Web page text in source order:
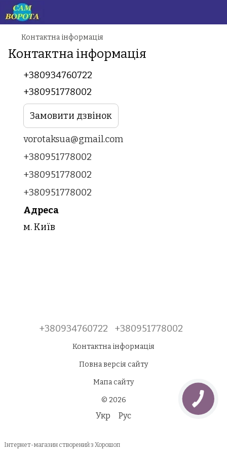
Контактна інформація
Контактна інформація
+380934760722
+380951778002
Замовити дзвінок
vorotaksua@gmail.com
+380951778002
+380951778002
+380951778002
Адреса
м. Київ
+380934760722 +380951778002
Контактна інформація
Повна версія сайту
Мапа сайту
© 2026
Укр Рус
Інтернет-магазин створений з Хорошоп